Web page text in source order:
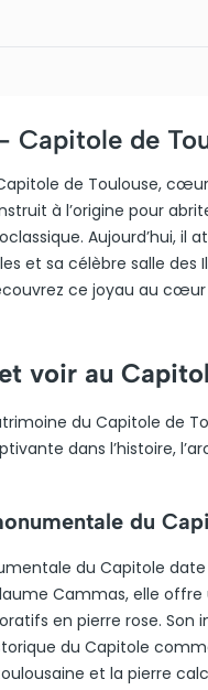
Capitole de
de Toulouse,
à l’origine pour
Aujourd’hui, il
et sa célèbre salle des
ce joyau au cœur
voir au
du Capitole de
dans l’histoire,
du
du Capitole
Cammas, elle
en pierre rose.
du Capitole
et la pierre